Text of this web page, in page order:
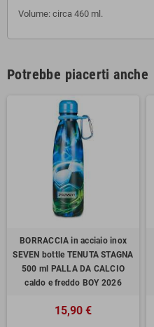
Volume: circa 460 ml.
Potrebbe piacerti anche
BORRACCIA in acciaio inox
SEVEN bottle TENUTA STAGNA
500 ml PALLA DA CALCIO
caldo e freddo BOY 2026
15,90 €